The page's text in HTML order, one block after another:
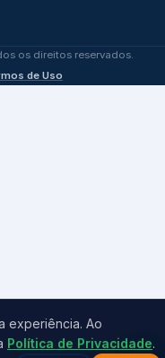
os direitos reservados.
de Uso
experiência. Ao
Política de Privacidade.